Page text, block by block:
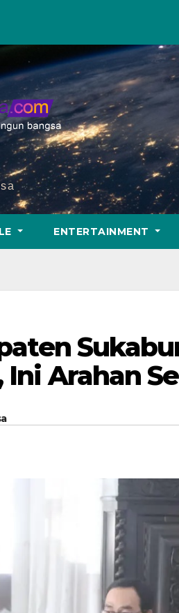
ENTERTAINMENT
Arahan